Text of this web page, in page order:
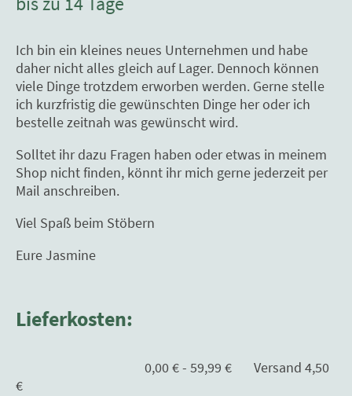
Ich bin ein kleines neues Unternehmen und habe
daher nicht alles gleich auf Lager. Dennoch können
viele Dinge trotzdem erworben werden. Gerne stelle
ich kurzfristig die gewünschten Dinge her oder ich
bestelle zeitnah was gewünscht wird.
Solltet ihr dazu Fragen haben oder etwas in meinem
Shop nicht finden, könnt ihr mich gerne jederzeit per
Mail anschreiben.
Viel Spaß beim Stöbern
Eure Jasmine
Lieferkosten:
0,00 € - 59,99 € Versand 4,50
€